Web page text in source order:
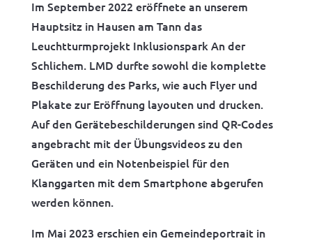
Im September 2022 eröffnete an unserem
Hauptsitz in Hausen am Tann das
Leuchtturmprojekt Inklusionspark An der
Schlichem. LMD durfte sowohl die komplette
Beschilderung des Parks, wie auch Flyer und
Plakate zur Eröffnung layouten und drucken.
Auf den Gerätebeschilderungen sind QR-Codes
angebracht mit der Übungsvideos zu den
Geräten und ein Notenbeispiel für den
Klanggarten mit dem Smartphone abgerufen
werden können.
Im Mai 2023 erschien ein Gemeindeportrait in